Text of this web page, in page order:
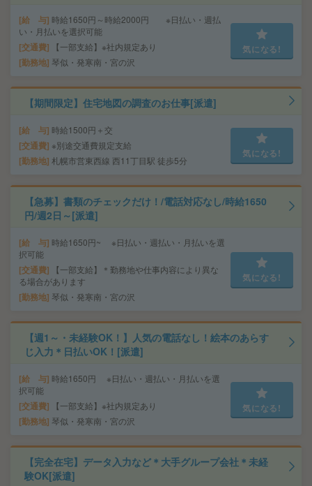
給 与 時給1650円～時給2000円 ※日払い・週払
い・月払いを選択可能
交通費 【一部支給】※社内規定あり
勤務地 琴似・発寒南・宮の沢
気になる!
【期間限定】住宅地図の調査のお仕事[派遣]
給 与 時給1500円＋交
交通費 ※別途交通費規定支給
勤務地 札幌市営東西線 西11丁目駅 徒歩5分
気になる!
【急募】書類のチェックだけ！/電話対応なし/時給1650
円/週2日～[派遣]
給 与 時給1650円~ ※日払い・週払い・月払いを選
択可能
交通費
【一部支給】＊勤務地や仕事内容により異な
る場合があります
勤務地 琴似・発寒南・宮の沢
気になる!
【週1～・未経験OK！】人気の電話なし！絵本のあらす
じ入力＊日払いOK！[派遣]
給 与 時給1650円 ※日払い・週払い・月払いを選
択可能
交通費 【一部支給】※社内規定あり
勤務地 琴似・発寒南・宮の沢
気になる!
【完全在宅】データ入力など＊大手グループ会社＊未経
験OK[派遣]